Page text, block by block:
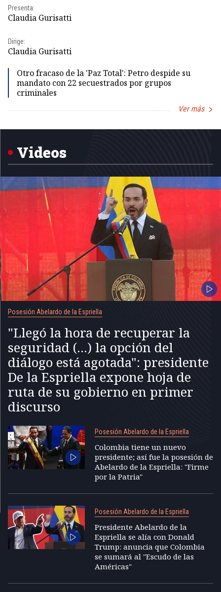
Presenta:
Claudia Gurisatti
Dirige:
Claudia Gurisatti
Otro fracaso de la 'Paz Total': Petro despide su
mandato con 22 secuestrados por grupos
criminales
Ver más
Videos
Posesión Abelardo de la Espriella
"Llegó la hora de recuperar la
seguridad (...) la opción del
diálogo está agotada": presidente
De la Espriella expone hoja de
ruta de su gobierno en primer
discurso
Posesión Abelardo de la Espriella
Colombia tiene un nuevo
presidente; así fue la posesión de
Abelardo de la Espriella: "Firme
por la Patria"
Posesión Abelardo de la Espriella
Presidente Abelardo de la
Espriella se alía con Donald
Trump: anuncia que Colombia
se sumará al "Escudo de las
Américas"